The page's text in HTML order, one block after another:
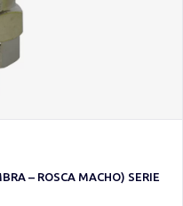
– ROSCA MACHO) SERIE